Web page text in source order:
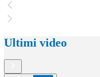
Ultimi video